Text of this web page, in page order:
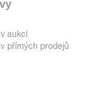
aukcí
přímých prodejů